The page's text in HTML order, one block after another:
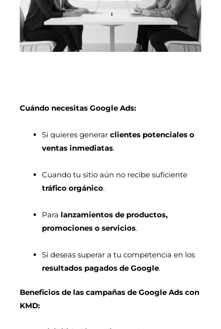
Cuándo necesitas Google Ads:
Si quieres generarclientes potenciales o
ventas inmediatas.
Cuando tu sitio aún no recibe suficiente
tráfico orgánico.
Para lanzamientos de productos,
promociones o servicios.
Si deseas superar a tu competencia en los
resultados pagados de Google.
Beneficios de las campañas de Google Ads con
KMD: